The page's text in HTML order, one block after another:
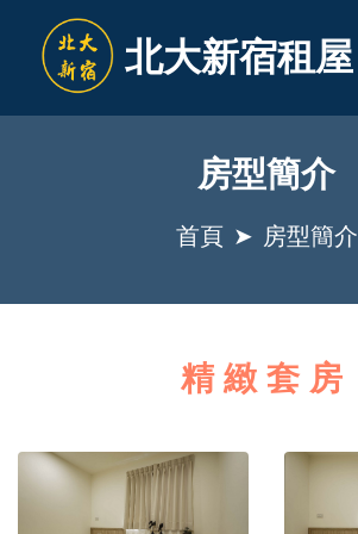
北大新宿租屋
房型簡介
首頁 房型簡介
精緻套房